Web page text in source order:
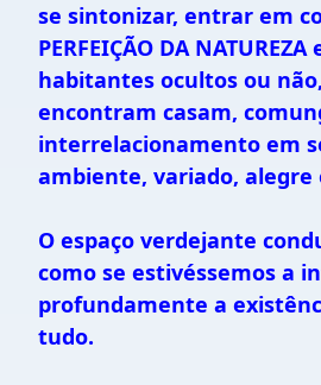
se sintonizar, entrar em
PERFEIÇÃO DA
habitantes ocultos ou
encontram casam,
interrelacionamento em
ambiente, variado, alegre
O espaço verdejante
como se estivéssemos a
profundamente a
tudo.